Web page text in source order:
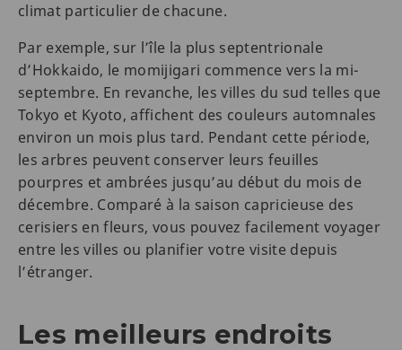
climat particulier de chacune.
Par exemple, sur l’île la plus septentrionale
d’Hokkaido, le momijigari commence vers la mi-
septembre. En revanche, les villes du sud telles que
Tokyo et Kyoto, affichent des couleurs automnales
environ un mois plus tard. Pendant cette période,
les arbres peuvent conserver leurs feuilles
pourpres et ambrées jusqu’au début du mois de
décembre. Comparé à la saison capricieuse des
cerisiers en fleurs, vous pouvez facilement voyager
entre les villes ou planifier votre visite depuis
l’étranger.
Les meilleurs endroits